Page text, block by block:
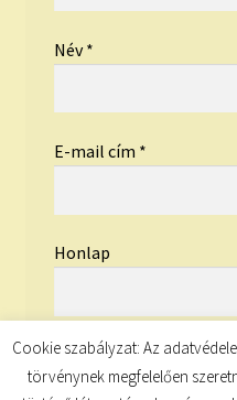
Név*
E-mail cím *
Honlap
Cookie szabályzat: Az
törvénynek megfelelően